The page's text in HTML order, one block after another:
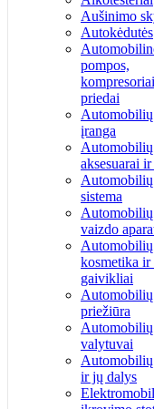
Aušinimo
Autokėdutės
pompos,
priedai
įranga
Automobilių
aksesuarai
sistema
vaizdo
Automobilių
kosmetika ir
gaivikliai
Automobilių
priežiūra
Automobilių
valytuvai
ir jų dalys